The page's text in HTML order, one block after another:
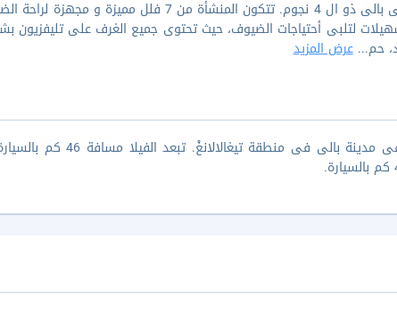
فيلا سارنا تعتبر من اجمل الفلل فى بالى ذو ال 4 نجوم. تتكون
لتلبى أحتياجات الضيوف، حيث تحتوى جميع الغرف على
حم...عرض المزيد
فيلا سارنا تقع فى مكان متميز فى